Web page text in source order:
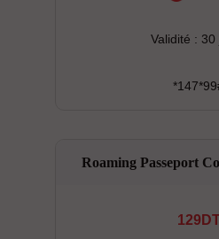
Validité : 30
Roaming Passeport